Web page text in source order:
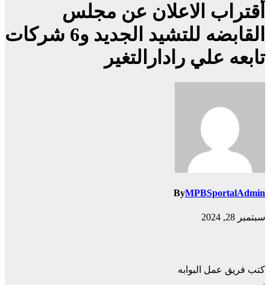
أقتراب الاعلان عن مجلس
القابضه للتشيد الجديد و6 شركات
تابعه علي رادارالتغير
ByMPBSportalAdmin
سبتمبر 28, 2024
كتب فريق عمل البوابه